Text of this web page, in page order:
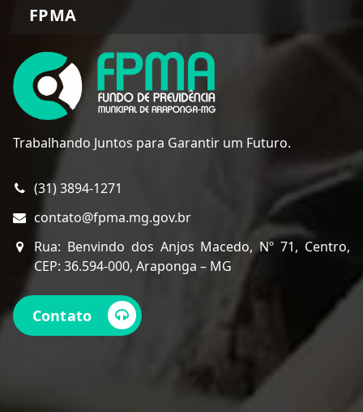
FPMA
Trabalhando Juntos para Garantir um Futuro.
(31) 3894-1271
contato@fpma.mg.gov.br
Rua: Benvindo dos Anjos Macedo, Nº 71, Centro,
CEP: 36.594-000, Araponga – MG
Contato